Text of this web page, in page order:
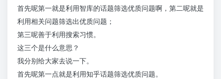
首先呢第一就是利用智库的话题筛选优质问题啊，第二呢就是
利用相关问题筛选出优质问题；
第三呢善于利用搜索习惯。
这三个是什么意思？
我分别给大家去说一下。
首先呢第一点就是利用知乎话题筛选优质问题。